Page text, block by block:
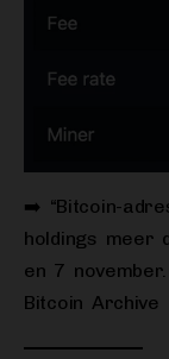
➡️ “Bitcoin-
holdings meer
en 7
Bitcoin Archive